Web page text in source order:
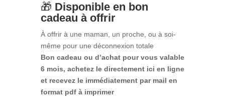
🎁 Disponible en bon
cadeau à offrir
À offrir à une maman, un proche, ou à soi-
même pour une déconnexion totale
Bon cadeau ou d’achat pour vous valable
6 mois, achetez le directement ici en ligne
et recevez le immédiatement par mail en
format pdf à imprimer